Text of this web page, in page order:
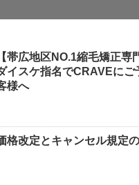
【帯広地区NO.1縮毛矯正専
イスケ指名でCRAVEにご
様へ
格改定とキャンセル規定